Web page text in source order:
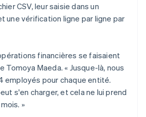
CSV, leur saisie dans un
une vérification ligne par ligne par
financières se faisaient
Tomoya Maeda. « Jusque-là, nous
employés pour chaque entité.
s'en charger, et cela ne lui prend
»